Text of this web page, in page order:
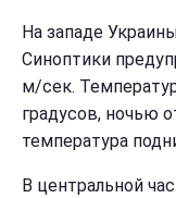
На западе
Синоптики
м/сек.
градусов, ночью
температура
В центральной